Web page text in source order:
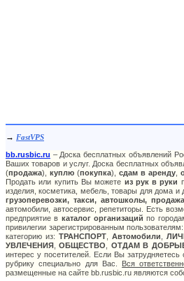
→ FastVPS
bb.rusbic.ru – Доска бесплатных объявлений
Ваших товаров и услуг. Доска бесплатных
(продажа), куплю (покупка), сдам в аренду
Продать или купить Вы можете из рук в руки
изделия, косметика, мебель, товары для дома
грузоперевозки, такси, автошколы,
автомобили, автосервис, репетиторы. Есть
предприятие в каталог организаций по
привилегии зарегистрированным
категорию из:ТРАНСПОРТ ,Автомобили ,
УВЛЕЧЕНИЯ ,ОБЩЕСТВО ОТДАМ В
интерес у посетителей. Если Вы
рубрику специально для Вас. Вся
размещенные на сайте bb.rusbic.ru являются